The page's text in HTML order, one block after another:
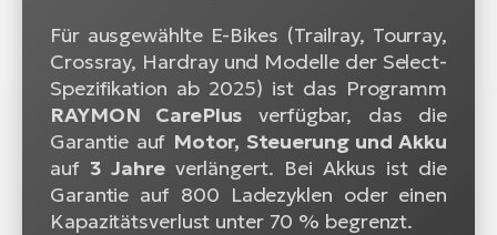
Für ausgewählte E-Bikes (Trailray, Tourray,
Crossray, Hardray und Modelle der Select-
Spezifikation ab 2025) ist das Programm
RAYMON CarePlus verfügbar, das die
Garantie auf Motor, Steuerung und Akku
auf 3 Jahreverlängert. Bei Akkus ist die
Garantie auf 800 Ladezyklen oder einen
Kapazitätsverlust unter 70 % begrenzt.